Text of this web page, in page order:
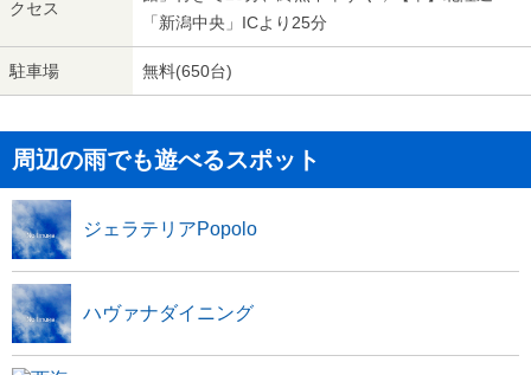
クセス
「新潟中央」ICより25分
駐車場 無料(650台)
周辺の雨でも遊べるスポット
ジェラテリアPopolo
ハヴァナダイニング